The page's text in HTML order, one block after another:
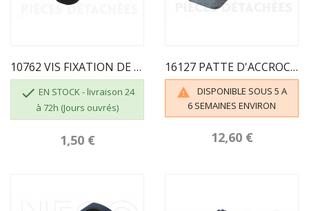
10762 VIS FIXATION DE POIGNEE CHC M6X16 ZNN SUPRA
 EN STOCK - livraison 24
à 72h (Jours ouvrés)
1,50 €
16127 PATTE D'ACCROCHAGE DEFLECTEUR TRIO 760

DISPONIBLE SOUS 5 A
6 SEMAINES ENVIRON
12,60 €